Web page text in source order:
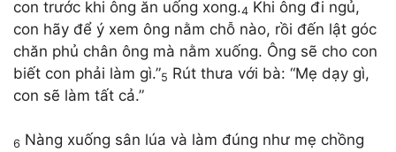
con trước khi ông ăn uống xong.4 Khi ông đi ngủ,
con hãy để ý xem ông nằm chỗ nào, rồi đến lật góc
chăn phủ chân ông mà nằm xuống. Ông sẽ cho con
biết con phải làm gì.”5 Rút thưa với bà: “Mẹ dạy gì,
con sẽ làm tất cả.”
6 Nàng xuống sân lúa và làm đúng như mẹ chồng